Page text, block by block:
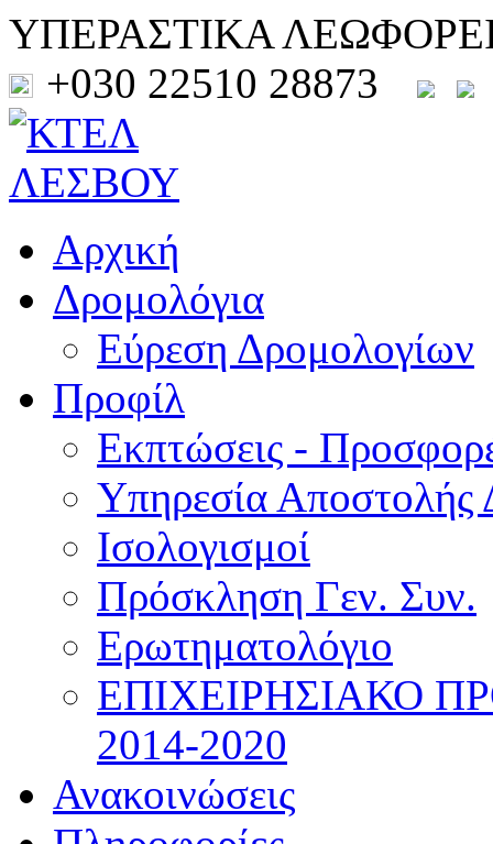
ΥΠΕΡΑΣΤΙΚΑ
+030 22510 28873
Αρχική
Δρομολόγια
Εύρεση Δρομολογίων
Προφίλ
Εκπτώσεις -
Υπηρεσία Αποστολής
Ισολογισμοί
Πρόσκληση Γεν. Συν.
Ερωτηματολόγιο
ΕΠΙΧΕΙΡΗΣΙΑΚΟ
2014-2020
Ανακοινώσεις